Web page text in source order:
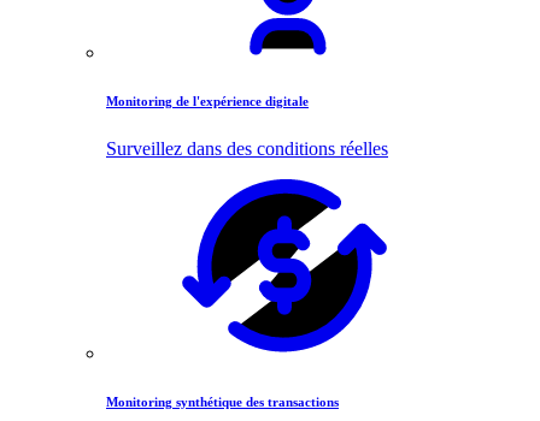
Monitoring de l'expérience digitale
Surveillez dans des conditions réelles
Monitoring synthétique des transactions